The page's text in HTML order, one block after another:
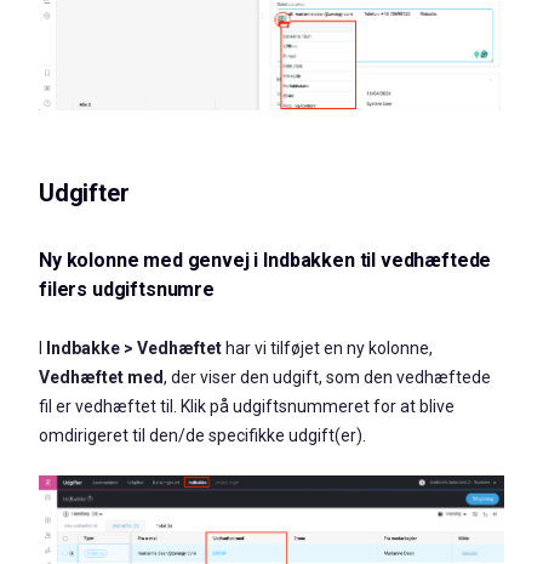
Udgifter
Ny kolonne med genvej i Indbakken til vedhæftede
filers udgiftsnumre
Indbakke > Vedhæftet har vi tilføjet en ny kolonne,
Vedhæftet med, der viser den udgift, som den vedhæftede
fil er vedhæftet til. Klik på udgiftsnummeret for at blive
omdirigeret til den/de specifikke udgift(er).